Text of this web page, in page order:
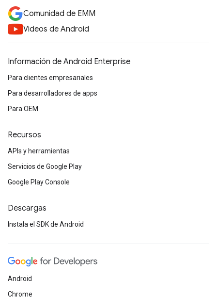
Comunidad de EMM
Videos de Android
Información de Android Enterprise
Para clientes empresariales
Para desarrolladores de apps
Para OEM
Recursos
APIs y herramientas
Servicios de Google Play
Google Play Console
Descargas
Instala el SDK de Android
Android
Chrome